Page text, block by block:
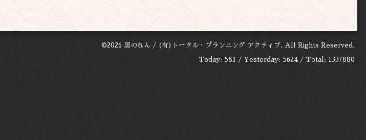
©2026 黒のれん / (有)トータル・プランニング アクティブ. All Rights Reserved.
Today: 581 / Yesterday: 5624 / Total: 1337880